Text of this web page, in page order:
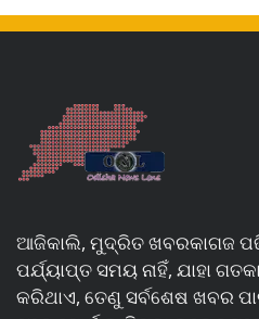
ଆଜିକାଲି, ମୁଦ୍ରିତ ଖବରକାଗଜ
ପର୍ଯ୍ୟାପ୍ତ ସମୟ ନାହିଁ, ଯାହା
କରିଥାଏ, ତେଣୁ ସର୍ବଶେଷ ଖବର